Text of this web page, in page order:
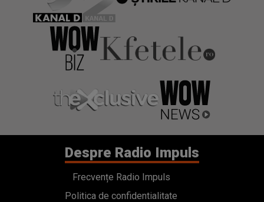
Despre Radio Impuls
Frecvențe Radio Impuls
Politica de confidentialitate